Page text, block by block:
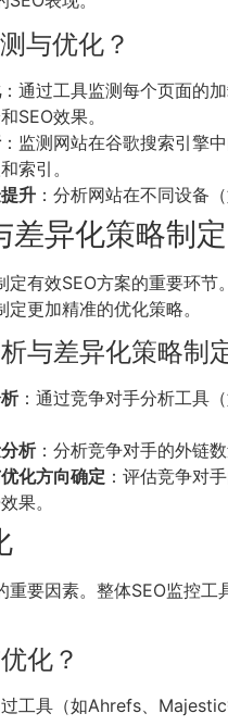
与优化？
：通过工具监测每个页面的
SEO效果。
：监测网站在谷歌搜索引擎
索引。
升 ：分析网站在不同设备
差异化策略制定
定有效SEO方案的重要环
更加精准的优化策略。
与差异化策略制
：通过竞争对手分析工具
析：分析竞争对手的外链
化方向确定 ：评估竞争对
果。
重要因素。整体SEO监控
化？
过工具（如Ahrefs、